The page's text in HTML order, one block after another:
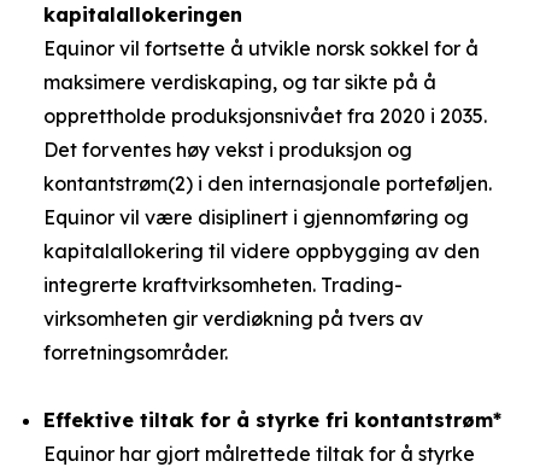
kapitalallokeringen
Equinor vil fortsette å utvikle norsk sokkel for å
maksimere verdiskaping, og tar sikte på å
opprettholde produksjonsnivået fra 2020 i 2035.
Det forventes høy vekst i produksjon og
kontantstrøm(2) i den internasjonale porteføljen.
Equinor vil være disiplinert i gjennomføring og
kapitalallokering til videre oppbygging av den
integrerte kraftvirksomheten. Trading-
virksomheten gir verdiøkning på tvers av
forretningsområder.
Effektive tiltak for å styrke fri kontantstrøm*
Equinor har gjort målrettede tiltak for å styrke